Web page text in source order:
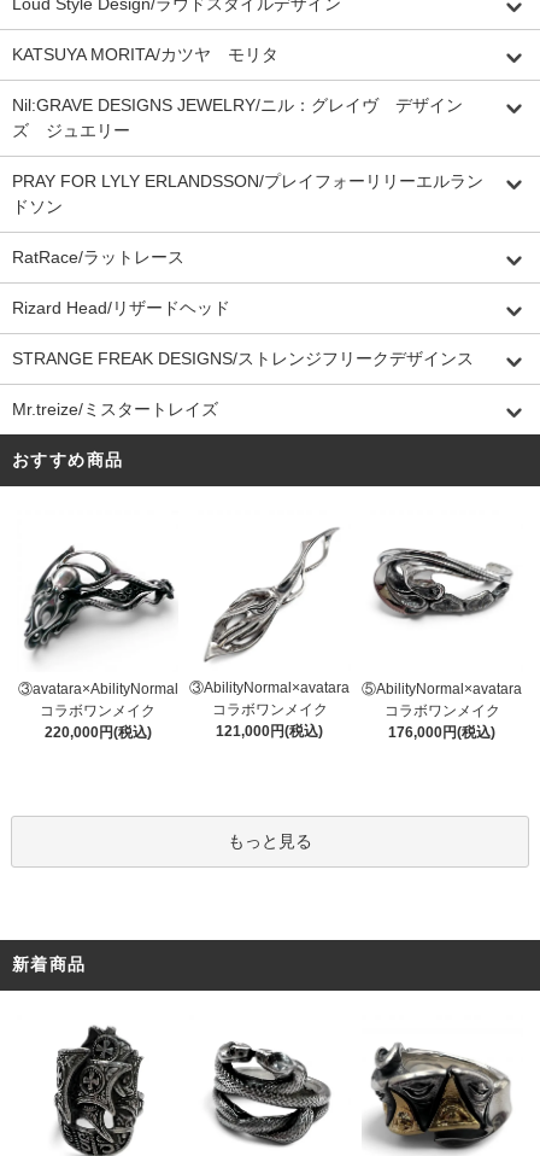
KATSUYA MORITA/カツヤ モリタ
Nil:GRAVE DESIGNS JEWELRY/ニル：グレイヴ デザイン
ズ ジュエリー
PRAY FOR LYLY ERLANDSSON/プレイフォーリリーエルラン
ドソン
RatRace/ラットレース
Rizard Head/リザードヘッド
STRANGE FREAK DESIGNS/ストレンジフリークデザインス
Mr.treize/ミスタートレイズ
おすすめ商品
③avatara×AbilityNormal
コラボワンメイク
220,000円(税込)
③AbilityNormal×avatara
コラボワンメイク
121,000円(税込)
⑤AbilityNormal×avatara
コラボワンメイク
176,000円(税込)
もっと見る
新着商品